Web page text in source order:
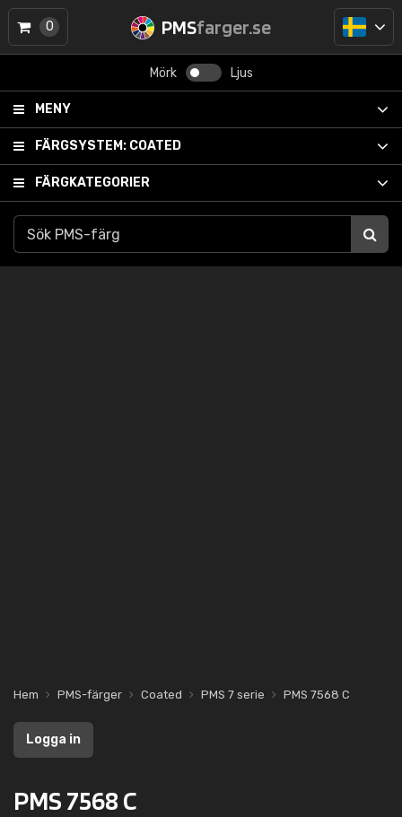
PMSfarger.se
Mörk Ljus
MENY
FÄRGSYSTEM: COATED
FÄRGKATEGORIER
0
Hem PMS-färger Coated PMS 7 serie PMS 7568 C
Logga in
PMS 7568 C